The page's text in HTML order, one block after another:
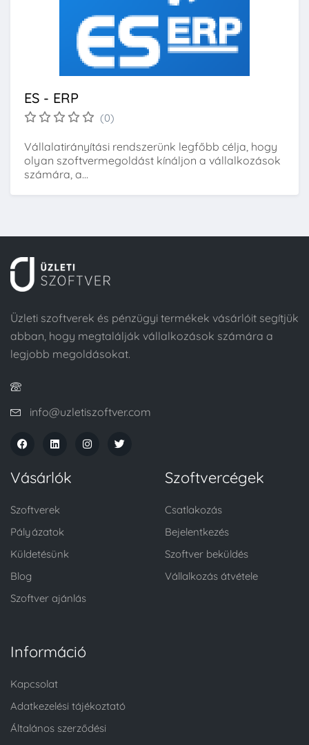
ES - ERP
(0)
Vállalatirányítási rendszerünk legfőbb célja, hogy
olyan szoftvermegoldást kínáljon a vállalkozások
számára, a...
Üzleti szoftverek és pénzügyi termékek vásárlóit segítjük
abban, hogy megtalálják vállalkozások számára a
legjobb megoldásokat.
info@uzletiszoftver.com
Vásárlók
Szoftverek
Pályázatok
Küldetésünk
Blog
Szoftver ajánlás
Szoftvercégek
Csatlakozás
Bejelentkezés
Szoftver beküldés
Vállalkozás átvétele
Információ
Kapcsolat
Adatkezelési tájékoztató
Általános szerződési